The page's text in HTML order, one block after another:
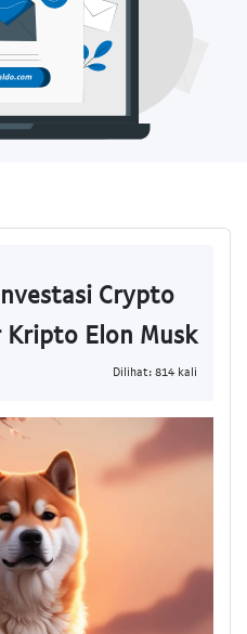
Crypto
Kripto Elon Musk
Dilihat: 814 kali